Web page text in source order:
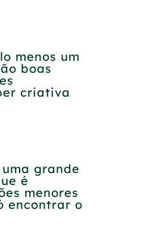
menos um
boas
criativa
grande
é
menores
encontrar o